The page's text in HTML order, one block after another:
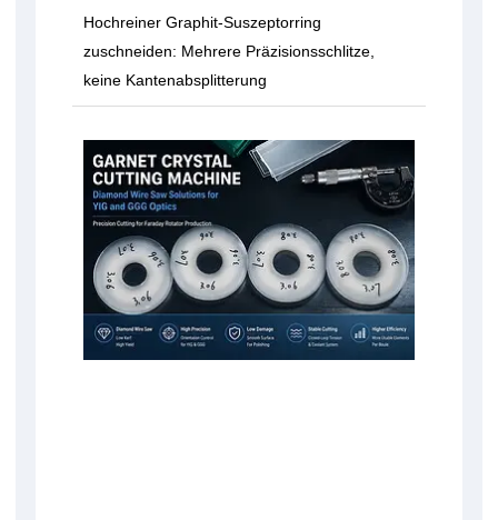
Hochreiner Graphit-Suszeptorring
zuschneiden: Mehrere Präzisionsschlitze,
keine Kantenabsplitterung